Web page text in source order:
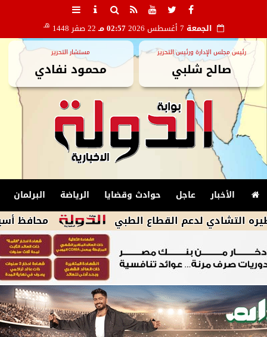
الجمعة 02:57 مـ 22 صفر 1448 هـ
رئيس مجلس الإدارة ورئيس التحرير
صالح شلبي
مستشار التحرير
محمود نفادي
الأخبار عاجل حوادث وقضايا الرياضة البرلمان
محافظ أسيوط: لدعم القطاع الطبي